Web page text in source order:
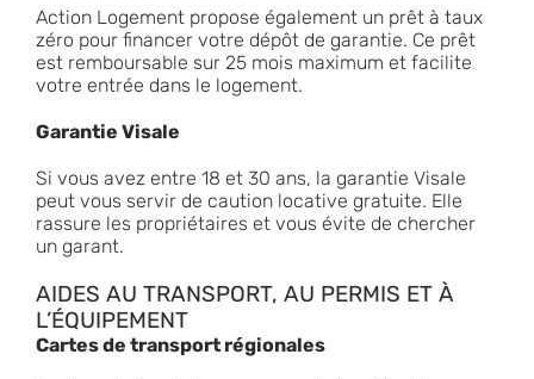
Action Logement propose également un prêt à taux
zéro pour financer votre dépôt de garantie. Ce prêt
est remboursable sur 25 mois maximum et facilite
votre entrée dans le logement.
Garantie Visale
Si vous avez entre 18 et 30 ans, la garantie Visale
peut vous servir de caution locative gratuite. Elle
rassure les propriétaires et vous évite de chercher
un garant.
AIDES AU TRANSPORT, AU PERMIS ET À
L’ÉQUIPEMENT
Cartes de transport régionales